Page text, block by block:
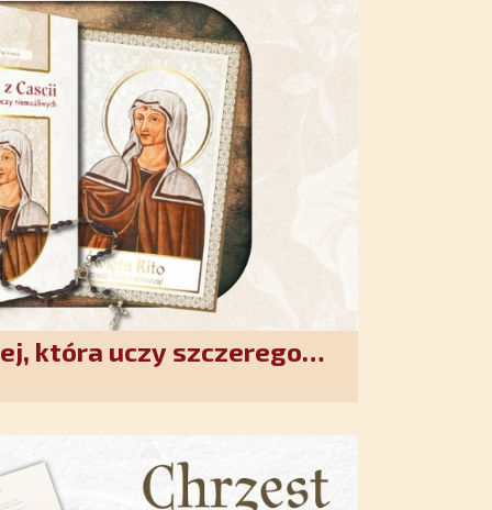
która uczy szczerego